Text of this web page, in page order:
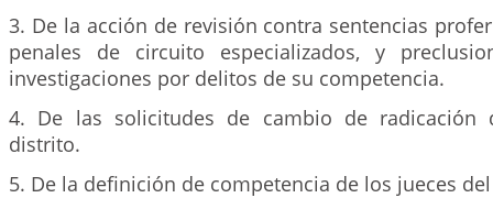
3. De la acción de revisión contra sentencias
penales de circuito especializados, y
investigaciones por delitos de su competencia.
4. De las solicitudes de cambio de radicación
distrito.
5. De la definición de competencia de los jueces